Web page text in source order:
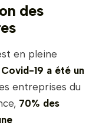
des
en pleine
19 a été un
entreprises du
70% des